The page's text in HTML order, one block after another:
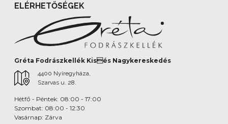
ELÉRHETŐSÉGEK
Gréta Fodrászkellék Kisés Nagykereskedés
4400 Nyíregyháza,
Szarvas u. 28.
Hétfő - Péntek: 08:00 - 17:00
Szombat: 08:00 - 12:30
Vasárnap: Zárva